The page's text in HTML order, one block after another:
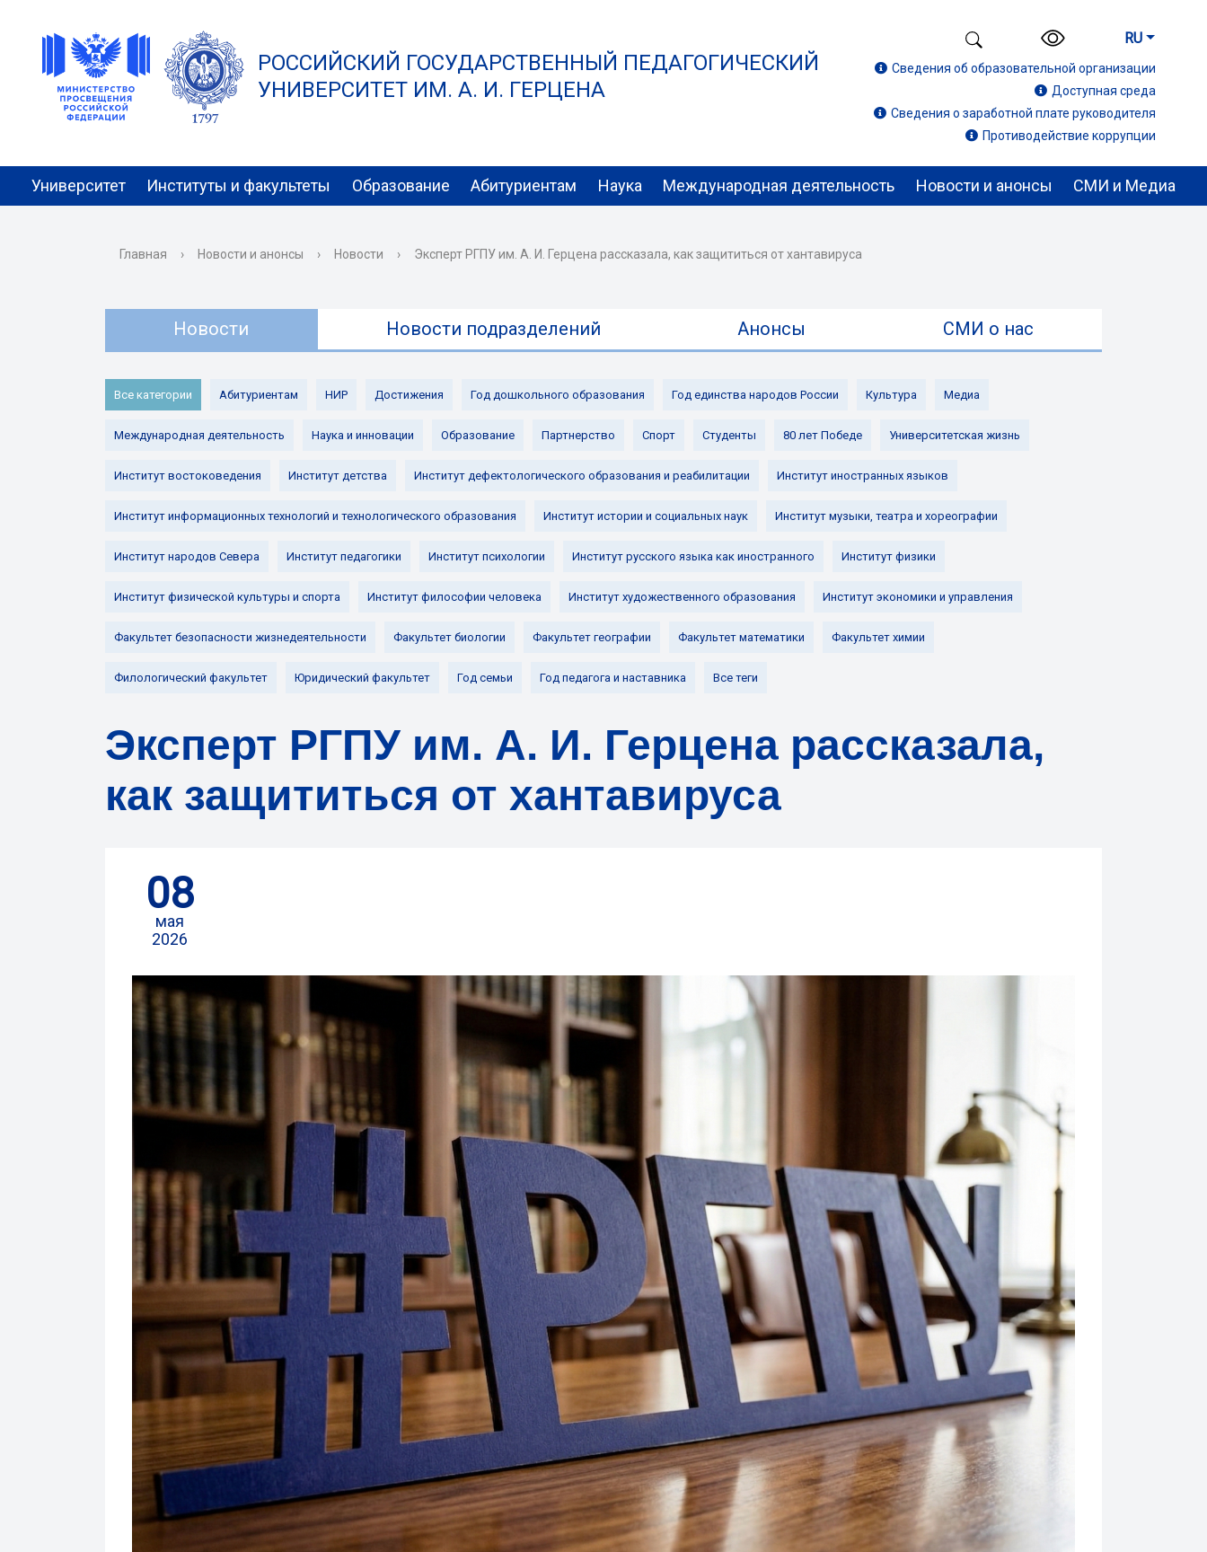
РОССИЙСКИЙ ГОСУДАРСТВЕННЫЙ ПЕДАГОГИЧЕСКИЙ
УНИВЕРСИТЕТ ИМ. А. И. ГЕРЦЕНА
RU
Сведения об образовательной организации
Доступная среда
Сведения о заработной плате руководителя
Противодействие коррупции
Университет Институты и факультеты Образование Абитуриентам Наука Международная деятельность Новости и анонсы СМИ и Медиа
Главная › Новости и анонсы › Новости › Эксперт РГПУ им. А. И. Герцена рассказала, как защититься от хантавируса
Новости Новости подразделений Анонсы СМИ о нас
Все категории Абитуриентам НИР Достижения Год дошкольного образования Год единства народов России Культура Медиа
Международная деятельность Наука и инновации Образование Партнерство Спорт Студенты 80 лет Победе Университетская жизнь
Институт востоковедения Институт детства Институт дефектологического образования и реабилитации Институт иностранных языков
Институт информационных технологий и технологического образования Институт истории и социальных наук Институт музыки, театра и хореографии
Институт народов Севера Институт педагогики Институт психологии Институт русского языка как иностранного Институт физики
Институт физической культуры и спорта Институт философии человека Институт художественного образования Институт экономики и управления
Факультет безопасности жизнедеятельности Факультет биологии Факультет географии Факультет математики Факультет химии
Филологический факультет Юридический факультет Год семьи Год педагога и наставника Все теги
Эксперт РГПУ им. А. И. Герцена рассказала,
как защититься от хантавируса
08
мая
2026